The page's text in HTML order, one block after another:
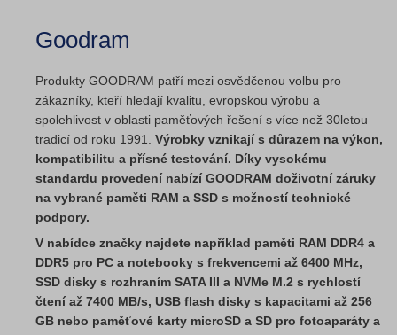
Goodram
Produkty GOODRAM patří mezi osvědčenou volbu pro
zákazníky, kteří hledají kvalitu, evropskou výrobu a
spolehlivost v oblasti paměťových řešení s více než 30letou
tradicí od roku 1991.
Výrobky vznikají s důrazem na výkon,
kompatibilitu a přísné testování. Díky vysokému
standardu provedení nabízí GOODRAM doživotní záruky
na vybrané paměti RAM a SSD s možností technické
podpory.
V nabídce značky najdete například paměti RAM DDR4 a
DDR5 pro PC a notebooky s frekvencemi až 6400 MHz,
SSD disky s rozhraním SATA III a NVMe M.2 s rychlostí
čtení až 7400 MB/s, USB flash disky s kapacitami až 256
GB nebo paměťové karty microSD a SD pro fotoaparáty a